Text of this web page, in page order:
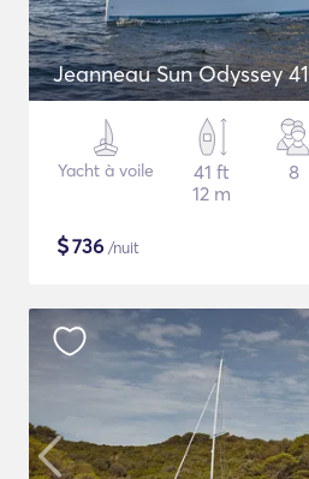
Jeanneau Sun Odyssey
Yacht à voile
41 ft
12 m
8
$736 /nuit